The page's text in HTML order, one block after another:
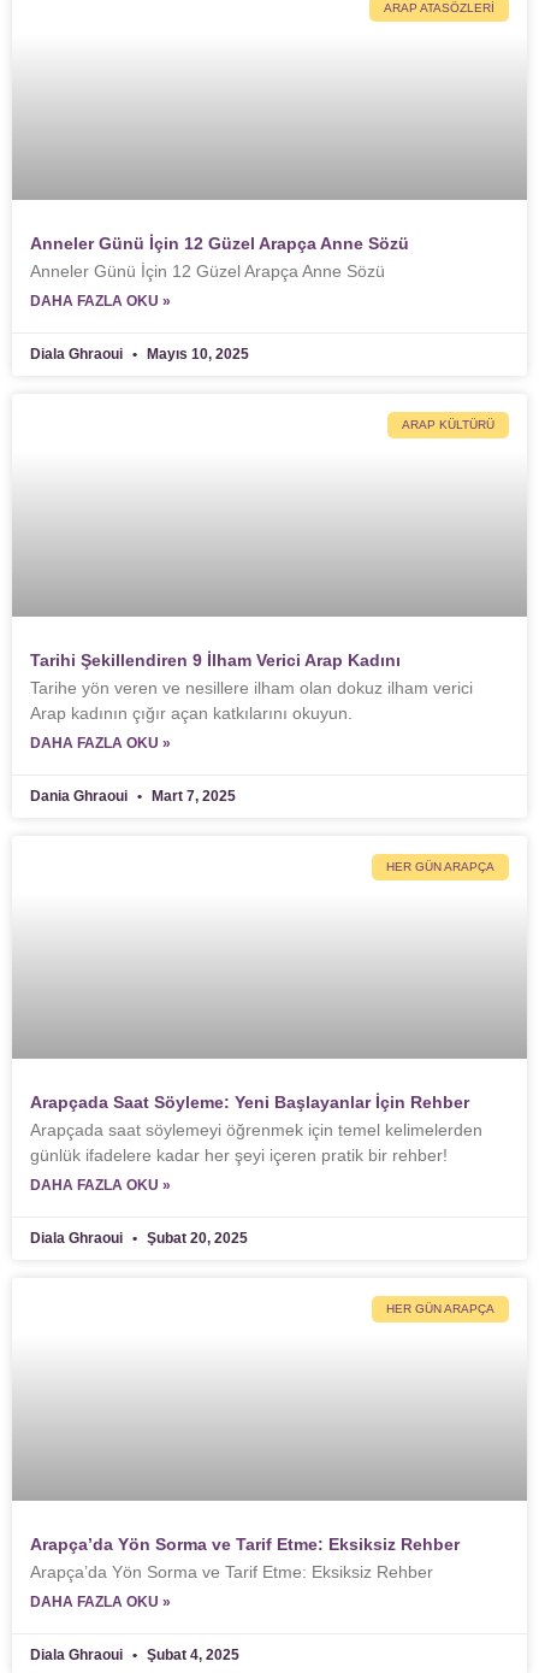
ARAP ATASÖZLERI
Anneler Günü İçin 12 Güzel Arapça Anne Sözü
Anneler Günü İçin 12 Güzel Arapça Anne Sözü
DAHA FAZLA OKU »
Diala Ghraoui Mayıs 10, 2025
ARAP KÜLTÜRÜ
Tarihi Şekillendiren 9 İlham Verici Arap Kadını
Tarihe yön veren ve nesillere ilham olan dokuz ilham verici
Arap kadının çığır açan katkılarını okuyun.
DAHA FAZLA OKU »
Dania Ghraoui Mart 7, 2025
HER GÜN ARAPÇA
Arapçada Saat Söyleme: Yeni Başlayanlar İçin Rehber
Arapçada saat söylemeyi öğrenmek için temel kelimelerden
günlük ifadelere kadar her şeyi içeren pratik bir rehber!
DAHA FAZLA OKU »
Diala Ghraoui Şubat 20, 2025
HER GÜN ARAPÇA
Arapça’da Yön Sorma ve Tarif Etme: Eksiksiz Rehber
Arapça’da Yön Sorma ve Tarif Etme: Eksiksiz Rehber
DAHA FAZLA OKU »
Diala Ghraoui Şubat 4, 2025